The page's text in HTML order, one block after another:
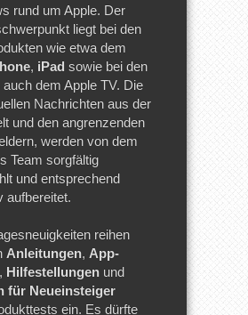
rund um Apple. Der
liegt bei den
wie etwa dem
, iPad sowie bei den
auch dem Apple TV. Die
Nachrichten aus der
und den angrenzenden
werden von dem
Team sorgfältig
und entsprechend
aufbereitet.
reihen
Anleitungen, App-
, Hilfestellungen und
für Neueinsteiger
ein. Es dürfte